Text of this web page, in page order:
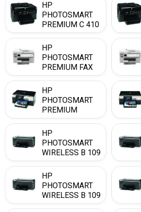
HP
PHOTOSMART
PREMIUM C 410
D
HP
PHOTOSMART
PREMIUM FAX
HP
PHOTOSMART
PREMIUM
TOUCHSMART
WEB
HP
PHOTOSMART
WIRELESS B 109
A
HP
PHOTOSMART
WIRELESS B 109
C